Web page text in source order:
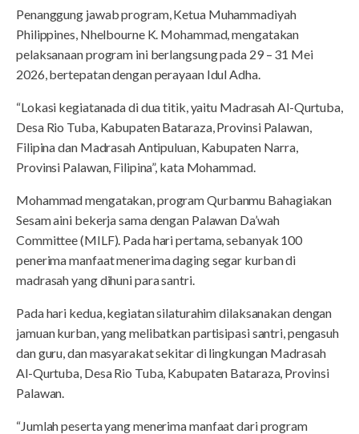
Penanggung jawab program, Ketua Muhammadiyah
Philippines, Nhelbourne K. Mohammad, mengatakan
pelaksanaan program ini berlangsung pada 29 – 31 Mei
2026, bertepatan dengan perayaan Idul Adha.
“Lokasi kegiatanada di dua titik, yaitu Madrasah Al-Qurtuba,
Desa Rio Tuba, Kabupaten Bataraza, Provinsi Palawan,
Filipina dan Madrasah Antipuluan, Kabupaten Narra,
Provinsi Palawan, Filipina”, kata Mohammad.
Mohammad mengatakan, program Qurbanmu Bahagiakan
Sesam aini bekerja sama dengan Palawan Da’wah
Committee (MILF). Pada hari pertama, sebanyak 100
penerima manfaat menerima daging segar kurban di
madrasah yang dihuni para santri.
Pada hari kedua, kegiatan silaturahim dilaksanakan dengan
jamuan kurban, yang melibatkan partisipasi santri, pengasuh
dan guru, dan masyarakat sekitar di lingkungan Madrasah
Al-Qurtuba, Desa Rio Tuba, Kabupaten Bataraza, Provinsi
Palawan.
“Jumlah peserta yang menerima manfaat dari program